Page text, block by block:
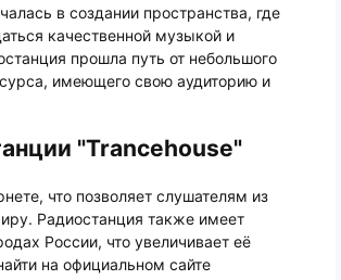
в создании пространства, где
качественной музыкой и
прошла путь от небольшого
имеющего свою аудиторию и
"Trancehouse"
что позволяет слушателям из
Радиостанция также имеет
России, что увеличивает её
на официальном сайте